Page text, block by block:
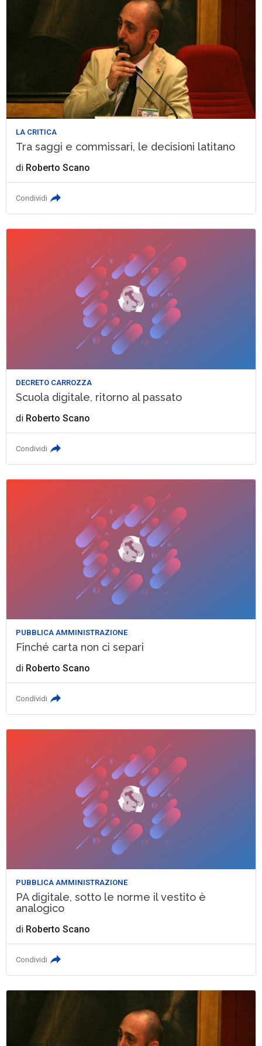
LA CRITICA
Tra saggi e commissari, le decisioni latitano
di Roberto Scano
Condividi
DECRETO CARROZZA
Scuola digitale, ritorno al passato
di Roberto Scano
Condividi
PUBBLICA AMMINISTRAZIONE
Finché carta non ci separi
di Roberto Scano
Condividi
PUBBLICA AMMINISTRAZIONE
PA digitale, sotto le norme il vestito è
analogico
di Roberto Scano
Condividi